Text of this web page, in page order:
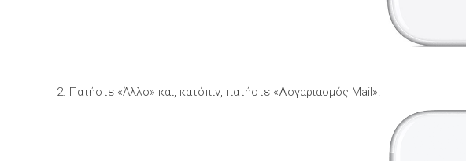
2. Πατήστε «Άλλο» και, κατόπιν, πατήστε «Λογαριασμός Mail».